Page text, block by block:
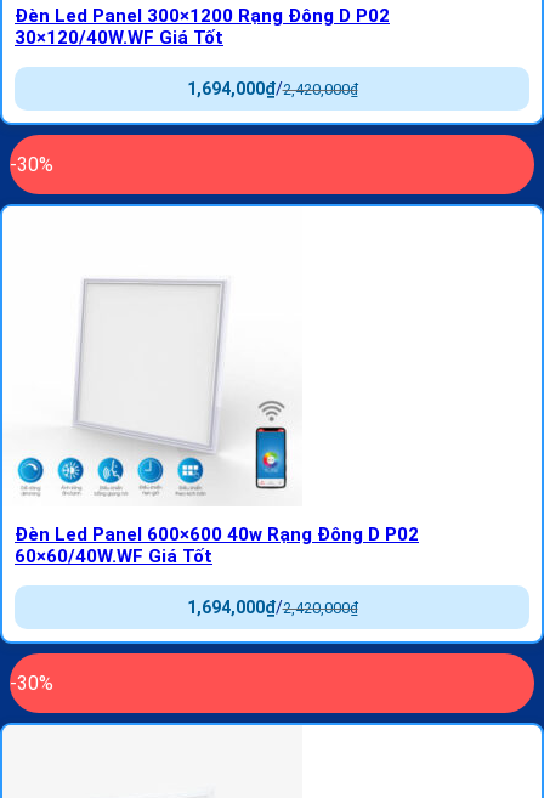
Đèn Led Panel 300×1200 Rạng Đông D P02
30×120/40W.WF Giá Tốt
2,420,000₫
/
1,694,000₫
-30%
Đèn Led Panel 600×600 40w Rạng Đông D P02
60×60/40W.WF Giá Tốt
2,420,000₫
/
1,694,000₫
-30%